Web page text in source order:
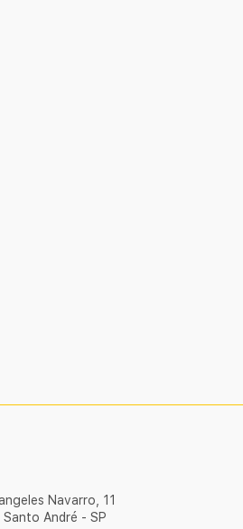
Navarro, 11
André - SP